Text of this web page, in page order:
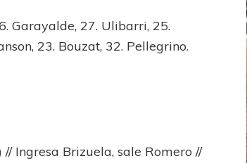
Garayalde, 27. Ulibarri, 25.
23. Bouzat, 32. Pellegrino.
// Ingresa Brizuela, sale Romero //